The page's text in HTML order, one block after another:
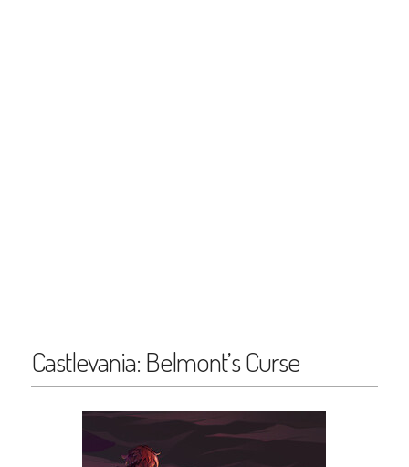
Castlevania: Belmont’s Curse